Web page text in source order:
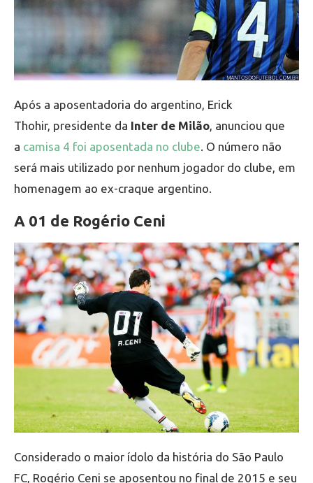
Após a aposentadoria do argentino, Erick
Thohir, presidente da Inter de Milão , anunciou que
a camisa 4 foi aposentada no clube . O número não
será mais utilizado por nenhum jogador do clube, em
homenagem ao ex-craque argentino.
A 01 de Rogério Ceni
Considerado o maior ídolo da história do São Paulo
FC, Rogério Ceni se aposentou no final de 2015 e seu